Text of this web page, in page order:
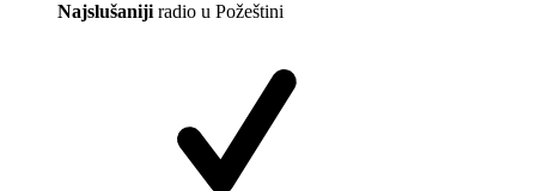
Najslušaniji radio u Požeštini